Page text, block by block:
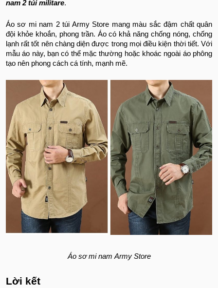
nam 2 túi militare.
Áo sơ mi nam 2 túi Army Store mang màu sắc đậm chất quân
đội khỏe khoắn, phong trần. Áo có khả năng chống nóng, chống
lạnh rất tốt nên chàng diện được trong mọi điều kiện thời tiết. Với
mẫu áo này, bạn có thể mặc thường hoặc khoác ngoài áo phông
tạo nên phong cách cá tính, mạnh mẽ.
Áo sơ mi nam Army Store
Lời kết